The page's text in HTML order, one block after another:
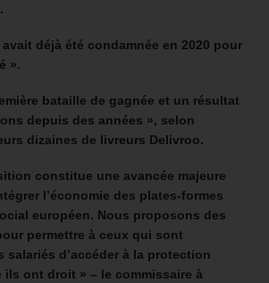
déjà été condamnée en 2020 pour
».
bataille de gagnée et un résultat
depuis des années », selon
dizaines de livreurs Delivroo.
constitue une avancée majeure
l’économie des plates-formes
européen. Nous proposons des
permettre à ceux qui sont
salariés d’accéder à la protection
ils ont droit » – le commissaire à